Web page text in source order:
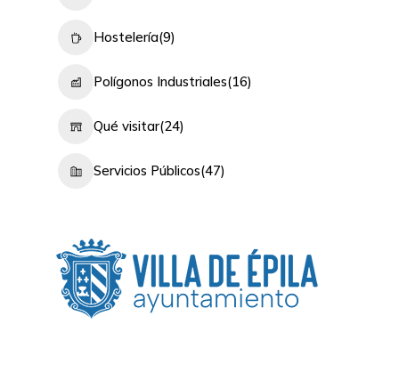
Hostelería(9)
Polígonos Industriales(16)
Qué visitar(24)
Servicios Públicos(47)